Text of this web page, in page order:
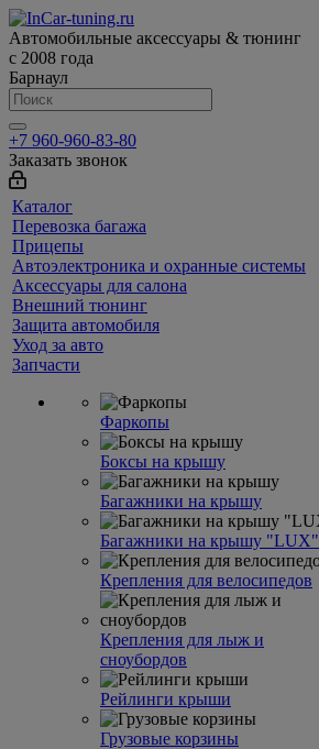
Автомобильные аксессуары & тюнинг
с 2008 года
Барнаул
+7 960-960-83-80
Заказать звонок
Каталог
Перевозка багажа
Прицепы
Автоэлектроника и охранные системы
Аксессуары для салона
Внешний тюнинг
Защита автомобиля
Уход за авто
Запчасти
Фаркопы
Боксы на крышу
Багажники на крышу
Багажники на крышу "LUX"
Крепления для велосипедов
Крепления для лыж и
сноубордов
Рейлинги крыши
Грузовые корзины